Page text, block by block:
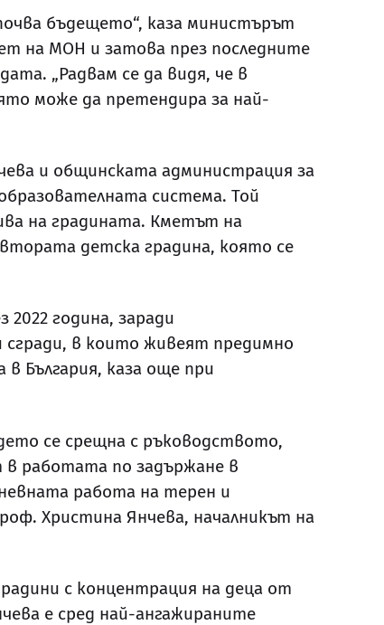
бъдещето“, каза министърът
на МОН и затова през последните
„Радвам се да видя, че в
може да претендира за най-
и общинската администрация за
система. Той
на градината. Кметът на
детска градина, която се
година, заради
в които живеят предимно
България, каза още при
се срещна с ръководството,
работата по задържане в
работа на терен и
Христина Янчева, началникът на
с концентрация на деца от
е сред най-ангажираните